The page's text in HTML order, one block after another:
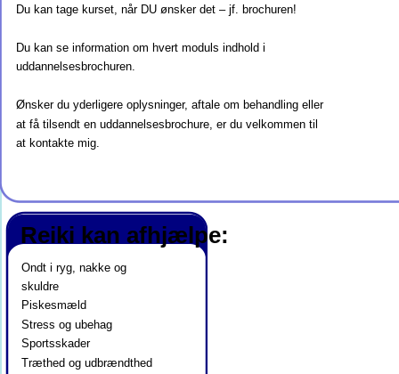
Du kan tage kurset, når DU ønsker det – jf. brochuren!
Du kan se information om hvert moduls indhold i
uddannelsesbrochuren.
Ønsker du yderligere oplysninger, aftale om behandling eller
at få tilsendt en uddannelsesbrochure, er du velkommen til
at kontakte mig.
Reiki kan afhjælpe:
Ondt i ryg, nakke og
skuldre
Piskesmæld
Stress og ubehag
Sportsskader
Træthed og udbrændthed